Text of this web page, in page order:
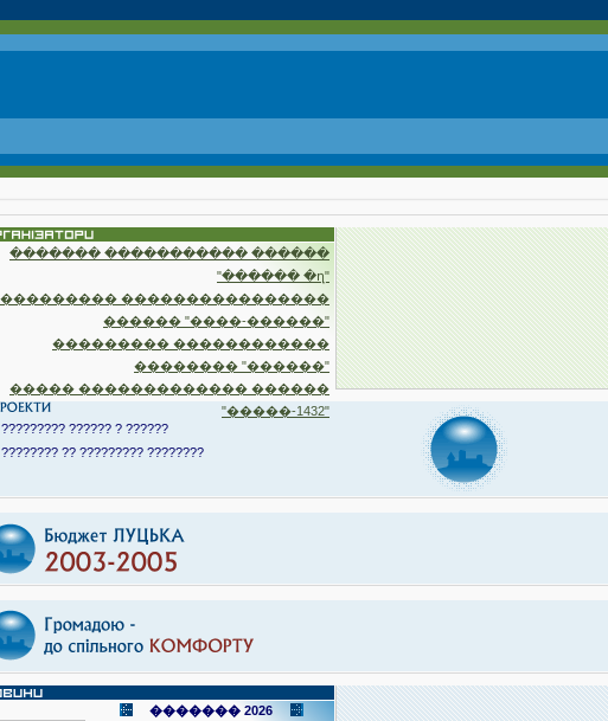
������� ����������� ������
"������ �ղ"
����������������
������ "����-������"
��������� ������������
�������� "������"
����� ������������� ������
"�����-1432"
????????? ?????? ? ??????
???????? ?? ????????? ????????
������� 2026